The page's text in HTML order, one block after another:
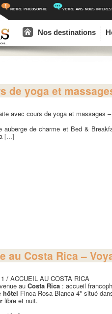
notre philosophie votre avis nous
Aller au contenu principal
Aller au contenu secondaire
Nos destinations
de yoga et
avec cours de yoga et massages
auberge de charme et Bed &
[...]
au Costa Rica –
/ ACCUEIL AU COSTA RICA
auCosta Rica : accueil
hôtel Finca Rosa Blanca 4* situé
libre et nuit.